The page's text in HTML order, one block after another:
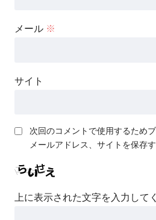
メール ※
サイト
次回のコメントで使用するため
メールアドレス、サイトを保存す
上に表示された文字を入力して